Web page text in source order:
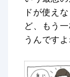
ドが使え
ど、もう
うんです